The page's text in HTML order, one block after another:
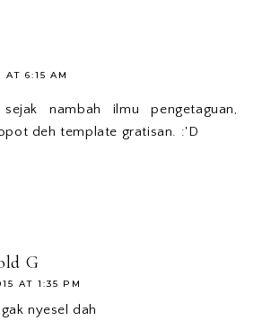
AT 6:15 AM
nambah ilmu pengetaguan,
deh template gratisan. :'D
G
AT 1:35 PM
nyesel dah